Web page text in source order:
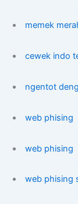
memek
cewek indo
ngentot
web phising
web phising
web phising